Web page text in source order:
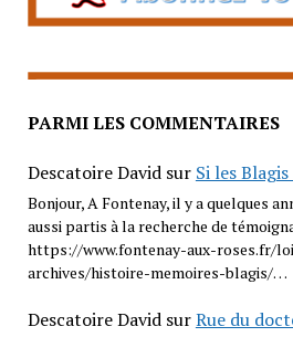
PARMI LES COMMENTAIRES
Descatoire Davidsur Si les
Bonjour, A Fontenay, il y a quelques
aussi partis à la recherche de
https://www.fontenay-aux-roses.fr/
archives/histoire-memoires-blagis/…
Descatoire DavidsurRue du